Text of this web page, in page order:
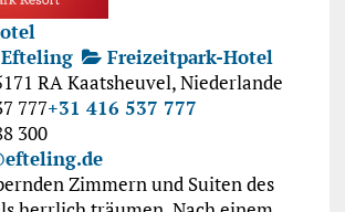
Freizeitpark-Hotel
RA Kaatsheuvel, Niederlande
777+31 416 537 777
300
Zimmern und Suiten des